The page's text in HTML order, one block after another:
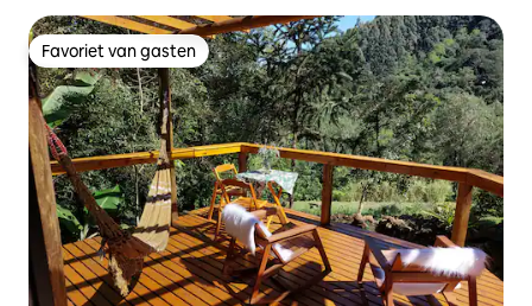
Favoriet van gasten
Favoriet van gasten